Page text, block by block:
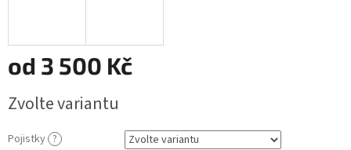
od 3 500 Kč
cena:
Zvolte variantu
Pojistky ?